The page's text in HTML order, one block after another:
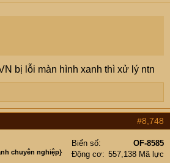
bị lỗi màn hình xanh thì xử lý ntn
#8,748
chuyên nghiệp}
Biển số
OF-8585
Động cơ
557,138 Mã lực